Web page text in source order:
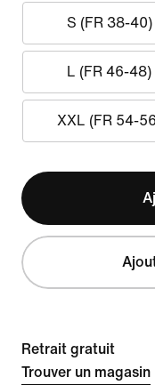
S (FR 38-40)
L (FR 46-48)
XXL (FR 54-
Retrait gratuit
Trouver un magasin